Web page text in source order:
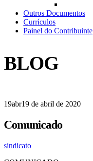
Outros Documentos
Currículos
Painel do Contribuinte
BLOG
19abr19 de abril de 2020
Comunicado
sindicato